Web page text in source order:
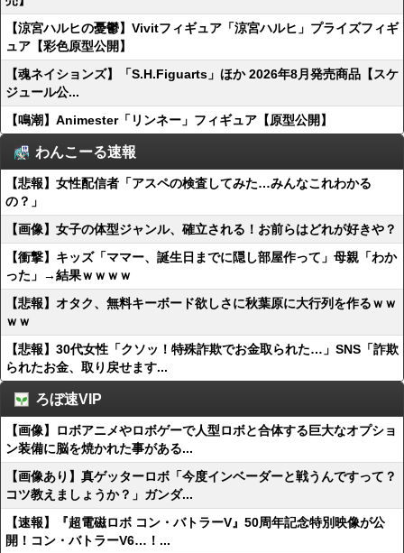
【涼宮ハルヒの憂鬱】Vivitフィギュア「涼宮ハルヒ」プライズフィギ
ュア【彩色原型公開】
【魂ネイションズ】「S.H.Figuarts」ほか 2026年8月発売商品【スケ
ジュール公...
【鳴潮】Animester「リンネー」フィギュア【原型公開】
わんこーる速報
【悲報】女性配信者「アスペの検査してみた…みんなこれわかる
の？」
【画像】女子の体型ジャンル、確立される！お前らはどれが好きや？
【衝撃】キッズ「ママー、誕生日までに隠し部屋作って」母親「わか
った」→結果ｗｗｗｗ
【悲報】オタク、無料キーボード欲しさに秋葉原に大行列を作るｗｗ
ｗｗ
【悲報】30代女性「クソッ！特殊詐欺でお金取られた…」SNS「詐欺
られたお金、取り戻せます...
ろぼ速VIP
【画像】ロボアニメやロボゲーで人型ロボと合体する巨大なオプショ
ン装備に脳を焼かれた事がある...
【画像あり】真ゲッターロボ「今度インベーダーと戦うんですって？
コツ教えましょうか？」ガンダ...
【速報】『超電磁ロボ コン・バトラーV』50周年記念特別映像が公
開！コン・バトラーV6…！...